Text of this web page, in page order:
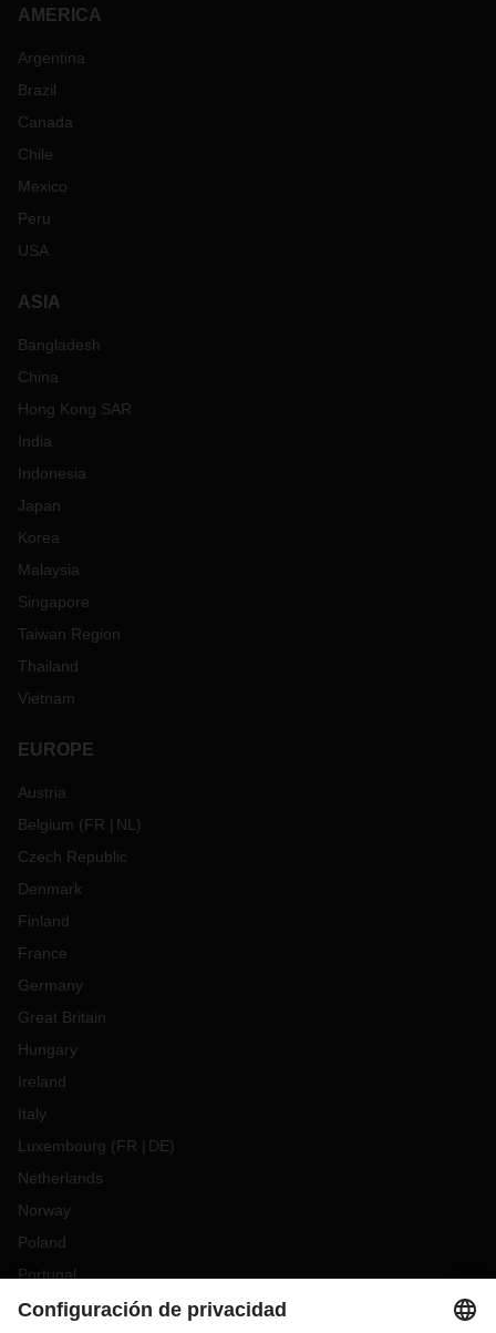
AMERICA
Argentina
Brazil
Canada
Chile
Mexico
Peru
USA
ASIA
Bangladesh
China
Hong Kong SAR
India
Indonesia
Japan
Korea
Malaysia
Singapore
Taiwan Region
Thailand
Vietnam
EUROPE
Austria
Belgium (FR NL )
Czech Republic
Denmark
Finland
France
Germany
Great Britain
Hungary
Ireland
Italy
Luxembourg (FR DE)
Netherlands
Norway
Poland
Portugal
Romania